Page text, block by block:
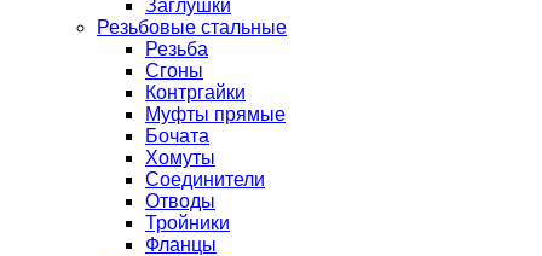
Заглушки
Резьбовые стальные
Резьба
Сгоны
Контргайки
Муфты прямые
Бочата
Хомуты
Соединители
Отводы
Тройники
Фланцы